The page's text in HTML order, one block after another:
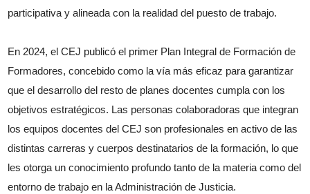
participativa y alineada con la realidad del puesto de trabajo.
En 2024, el CEJ publicó el primer Plan Integral de Formación de
Formadores, concebido como la vía más eficaz para garantizar
que el desarrollo del resto de planes docentes cumpla con los
objetivos estratégicos. Las personas colaboradoras que integran
los equipos docentes del CEJ son profesionales en activo de las
distintas carreras y cuerpos destinatarios de la formación, lo que
les otorga un conocimiento profundo tanto de la materia como del
entorno de trabajo en la Administración de Justicia.